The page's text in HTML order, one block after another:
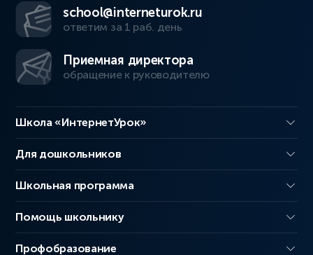
school@interneturok.ru
ответим за 1 раб. день
Приемная директора
обращение к руководителю
Школа «ИнтернетУрок»
Для дошкольников
Школьная программа
Помощь школьнику
Профобразование